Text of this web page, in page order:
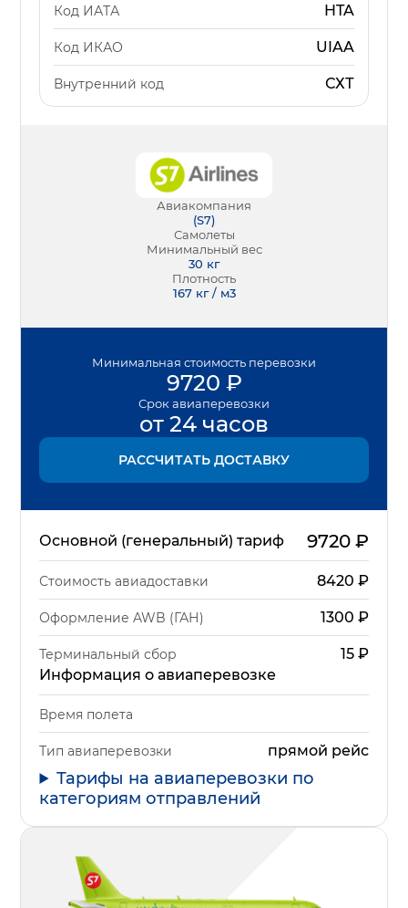
Код ИАТА HTA
Код ИКАО UIAA
Внутренний код СХТ
Авиакомпания
(S7)
Самолеты
Минимальный вес
30 кг
Плотность
167 кг / м3
Минимальная стоимость перевозки
9720 ₽
Срок авиаперевозки
от 24 часов
РАССЧИТАТЬ ДОСТАВКУ
Основной (генеральный) тариф 9720₽
Стоимость авиадоставки 8420 ₽
Оформление AWB (ГАН) 1300 ₽
Терминальный сбор 15₽
Информация о авиаперевозке
Время полета
Тип авиаперевозки прямой рейс
Тарифы на авиаперевозки по
категориям отправлений